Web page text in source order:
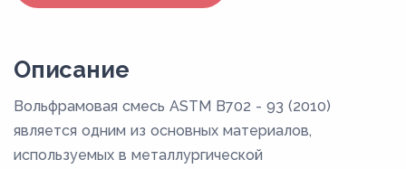
Описание
Вольфрамовая смесь ASTM B702 - 93 (2010)
является одним из основных материалов,
используемых в металлургической